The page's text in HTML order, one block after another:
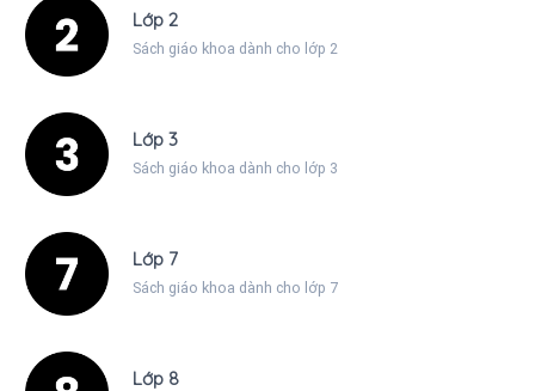
Lớp 2
Sách giáo khoa dành cho lớp 2
Lớp 3
Sách giáo khoa dành cho lớp 3
Lớp 7
Sách giáo khoa dành cho lớp 7
Lớp 8